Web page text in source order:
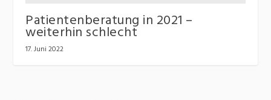
Patientenberatung in 2021 –
weiterhin schlecht
17. Juni 2022